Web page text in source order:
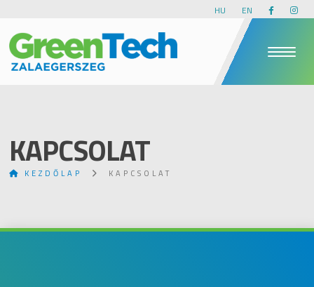
HU EN
KAPCSOLAT
KEZDŐLAP KAPCSOLAT